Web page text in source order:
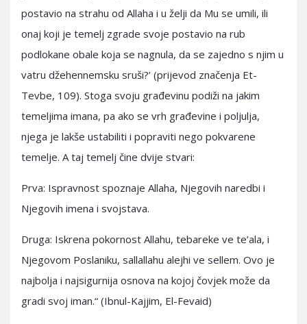
postavio na strahu od Allaha i u želji da Mu se umili, ili
onaj koji je temelj zgrade svoje postavio na rub
podlokane obale koja se nagnula, da se zajedno s njim u
vatru džehennemsku sruši?’ (prijevod značenja Et-
Tevbe, 109). Stoga svoju građevinu podiži na jakim
temeljima imana, pa ako se vrh građevine i poljulja,
njega je lakše ustabiliti i popraviti nego pokvarene
temelje. A taj temelj čine dvije stvari:
Prva: Ispravnost spoznaje Allaha, Njegovih naredbi i
Njegovih imena i svojstava.
Druga: Iskrena pokornost Allahu, tebareke ve te’ala, i
Njegovom Poslaniku, sallallahu alejhi ve sellem. Ovo je
najbolja i najsigurnija osnova na kojoj čovjek može da
gradi svoj iman.“ (Ibnul-Kajjim, El-Fevaid)